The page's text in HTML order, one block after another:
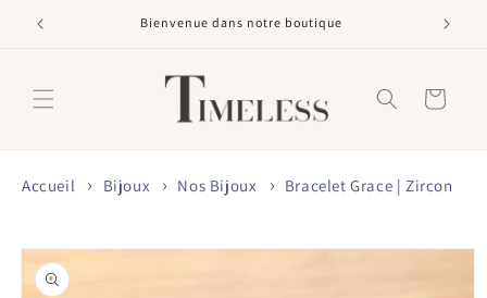
passer
Bienvenue dans notre boutique
Panier
Accueil Bijoux Nos Bijoux Bracelet Grace | Zircon
Passer aux
informations
produits